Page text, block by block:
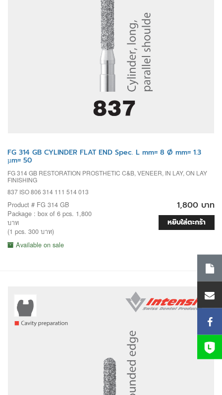
FG 314 GB CYLINDER FLAT END Spec. L mm= 8 Ø mm= 1.3
µm= 50
FG 314 GB RESTORATION PROSTHETIC C&B, VENEER, IN LAY, ON LAY
FINISHING
837 ISO 806 314 111 514 013
Product # FG 314 GB
Package : box of 6 pcs. 1,800
บาท
(1 pcs. 300 บาท)
Available on sale
1,800 บาท
หยิบใส่ตะกร้า